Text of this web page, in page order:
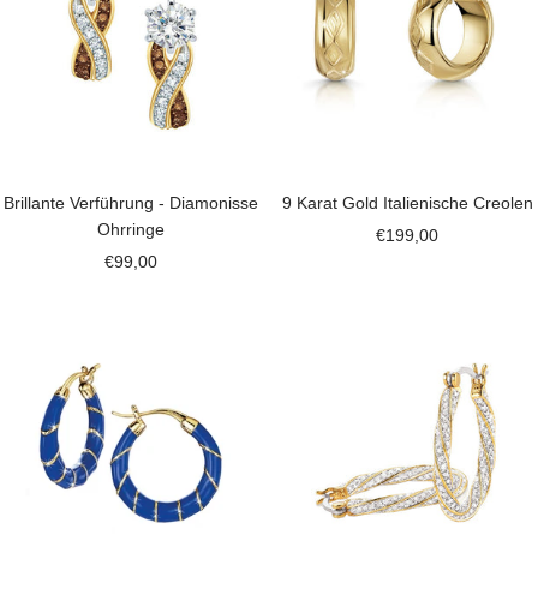
Brillante Verführung - Diamonisse
Ohrringe
Angebotspreis
€99,00
9 Karat Gold Italienische Creolen
Angebotspreis
€199,00